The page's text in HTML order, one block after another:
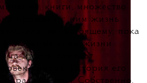
книги, множество
прожила с ним жизнь.
по-настоящему, пока
финальных дней жизни
и того, как этот
умирал. История его
поразила меня. Собственно,